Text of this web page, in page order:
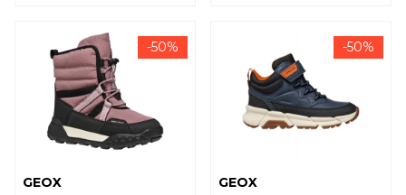
-50%
GEOX
-50%
GEOX